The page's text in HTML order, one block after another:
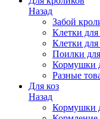
Назад
Забой
Клетки
Клетки
Поилки
Кормушки
Разные
Для коз
Назад
Кормушки